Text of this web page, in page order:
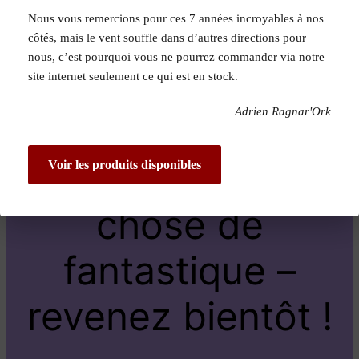
Pardon pour le
dérangement !
Nous travaillons
sur quelque
chose de
fantastique –
revenez bientôt !
Nous vous remercions pour ces 7 années incroyables à nos
côtés, mais le vent souffle dans d’autres directions pour
nous, c’est pourquoi vous ne pourrez commander via notre
site internet seulement ce qui est en stock.
Adrien Ragnar'Ork
Voir les produits disponibles